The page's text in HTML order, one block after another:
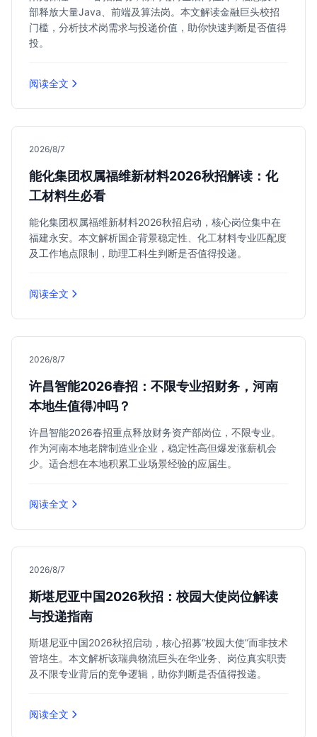
部释放大量Java、前端及算法岗。本文解读金融巨头校招
门槛，分析技术岗需求与投递价值，助你快速判断是否值得
投。
阅读全文
2026/8/7
能化集团权属福维新材料2026秋招解读：化
工材料生必看
能化集团权属福维新材料2026秋招启动，核心岗位集中在
福建永安。本文解析国企背景稳定性、化工材料专业匹配度
及工作地点限制，助理工科生判断是否值得投递。
阅读全文
2026/8/7
许昌智能2026春招：不限专业招财务，河南
本地生值得冲吗？
许昌智能2026春招重点释放财务资产部岗位，不限专业。
作为河南本地老牌制造业企业，稳定性高但爆发涨薪机会
少。适合想在本地积累工业场景经验的应届生。
阅读全文
2026/8/7
斯堪尼亚中国2026秋招：校园大使岗位解读
与投递指南
斯堪尼亚中国2026秋招启动，核心招募“校园大使”而非技术
管培生。本文解析该瑞典物流巨头在华业务、岗位真实职责
及不限专业背后的竞争逻辑，助你判断是否值得投递。
阅读全文